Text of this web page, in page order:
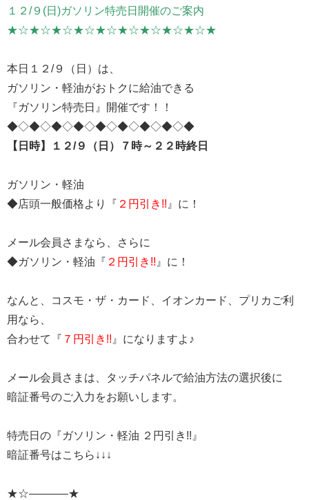
１２/９(日)ガソリン特売日開催のご案内
★☆★☆★☆★☆★☆★☆★☆★☆★☆★
本日１２/９（日）は、
ガソリン・軽油がおトクに給油できる
『ガソリン特売日』開催です！！
◆◇◆◇◆◇◆◇◆◇◆◇◆◇◆◇◆
【日時】１２/９（日）７時～２２時終日
ガソリン・軽油
◆店頭一般価格より『 ２円引き!! 』に！
メール会員さまなら、さらに
◆ガソリン・軽油『 ２円引き!! 』に！
なんと、コスモ・ザ・カード、イオンカード、プリカご利
用なら、
合わせて『 ７円引き!! 』になりますよ♪
メール会員さまは、タッチパネルで給油方法の選択後に
暗証番号のご入力をお願いします。
特売日の『ガソリン・軽油 ２円引き!!』
暗証番号はこちら↓↓↓
★☆———–★